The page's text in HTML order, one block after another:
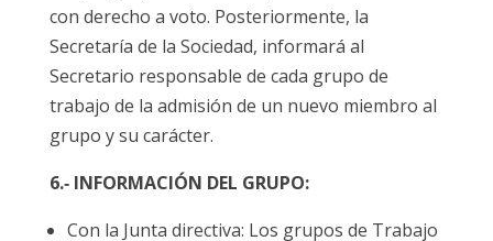
con derecho a voto. Posteriormente, la
Secretaría de la Sociedad, informará al
Secretario responsable de cada grupo de
trabajo de la admisión de un nuevo miembro al
grupo y su carácter.
6.‐ INFORMACIÓN DEL GRUPO:
Con la Junta directiva: Los grupos de Trabajo